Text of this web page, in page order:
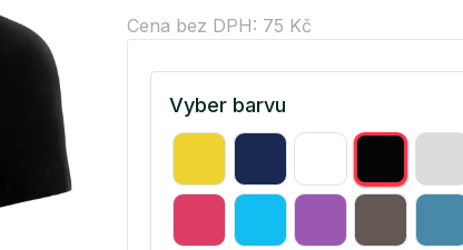
Cena bez DPH: 75 Kč
Vyber barvu